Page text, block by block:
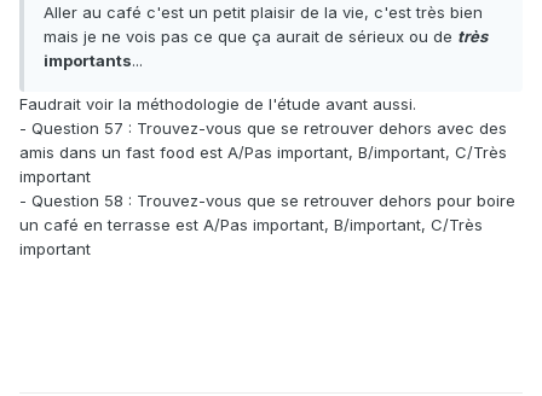
Aller au café c'est un petit plaisir de la vie, c'est très bien
mais je ne vois pas ce que ça aurait de sérieux ou de très
importants...
Faudrait voir la méthodologie de l'étude avant aussi.
- Question 57 : Trouvez-vous que se retrouver dehors avec des
amis dans un fast food est A/Pas important, B/important, C/Très
important
- Question 58 : Trouvez-vous que se retrouver dehors pour boire
un café en terrasse est A/Pas important, B/important, C/Très
important